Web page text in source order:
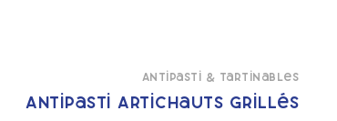
Antipasti & Tartinables
Antipasti Artichauts grillés